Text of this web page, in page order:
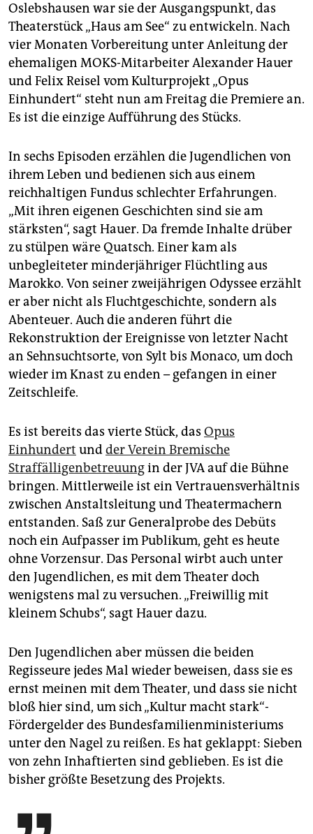
genossenschaft
epaper login
Oslebshausen war sie der Ausgangspunkt, das
Theaterstück „Haus am See“ zu entwickeln. Nach
vier Monaten Vorbereitung unter Anleitung der
ehemaligen MOKS-Mitarbeiter Alexander Hauer
und Felix Reisel vom Kulturprojekt „Opus
Einhundert“ steht nun am Freitag die Premiere an.
Es ist die einzige Aufführung des Stücks.
In sechs Episoden erzählen die Jugendlichen von
ihrem Leben und bedienen sich aus einem
reichhaltigen Fundus schlechter Erfahrungen.
„Mit ihren eigenen Geschichten sind sie am
stärksten“, sagt Hauer. Da fremde Inhalte drüber
zu stülpen wäre Quatsch. Einer kam als
unbegleiteter minderjähriger Flüchtling aus
Marokko. Von seiner zweijährigen Odyssee erzählt
er aber nicht als Fluchtgeschichte, sondern als
Abenteuer. Auch die anderen führt die
Rekonstruktion der Ereignisse von letzter Nacht
an Sehnsuchtsorte, von Sylt bis Monaco, um doch
wieder im Knast zu enden – gefangen in einer
Zeitschleife.
Es ist bereits das vierte Stück, das Opus
Einhundert undder Verein Bremische
Straffälligenbetreuungin der JVA auf die Bühne
bringen. Mittlerweile ist ein Vertrauensverhältnis
zwischen Anstaltsleitung und Theatermachern
entstanden. Saß zur Generalprobe des Debüts
noch ein Aufpasser im Publikum, geht es heute
ohne Vorzensur. Das Personal wirbt auch unter
den Jugendlichen, es mit dem Theater doch
wenigstens mal zu versuchen. „Freiwillig mit
kleinem Schubs“, sagt Hauer dazu.
Den Jugendlichen aber müssen die beiden
Regisseure jedes Mal wieder beweisen, dass sie es
ernst meinen mit dem Theater, und dass sie nicht
bloß hier sind, um sich „Kultur macht stark“-
Fördergelder des Bundesfamilienministeriums
unter den Nagel zu reißen. Es hat geklappt: Sieben
von zehn Inhaftierten sind geblieben. Es ist die
bisher größte Besetzung des Projekts.